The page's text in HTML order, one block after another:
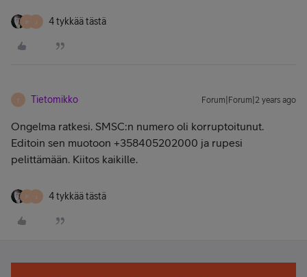
P J 4 tykkää tästä
T Tietomikko Forum|Forum|2 years ago
Ongelma ratkesi. SMSC:n numero oli korruptoitunut.
Editoin sen muotoon +358405202000 ja rupesi
pelittämään. Kiitos kaikille.
P J 4 tykkää tästä